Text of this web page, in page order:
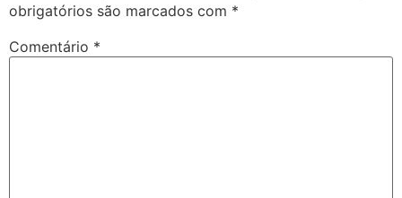
obrigatórios são marcados com *
Comentário *